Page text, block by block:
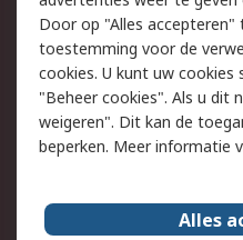
Cookiebeleid
Privacybeleid -
Bijgewerkt
Algemene
verkoopvoorwaarden
Over RS
Door op "Alles accepteren"
toestemming voor de
cookies. U kunt uw
"Beheer cookies". Als u dit
weigeren". Dit kan de
beperken. Meer informatie
Alles